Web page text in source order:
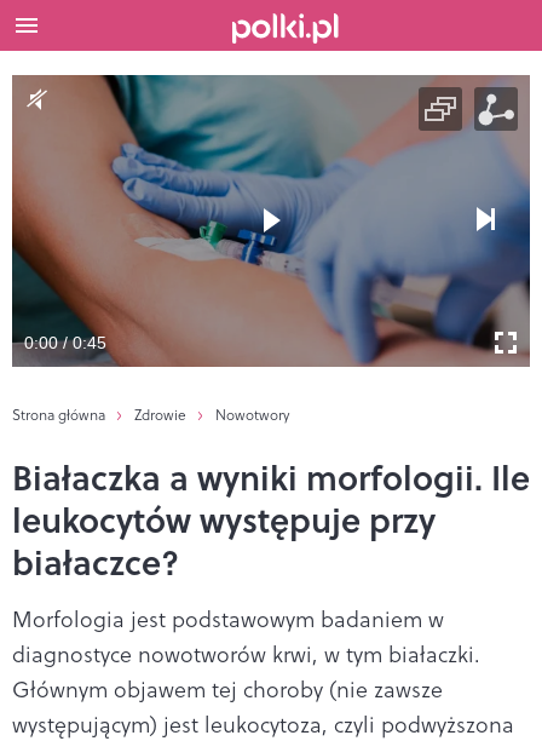
0:00 / 0:45
Strona główna Zdrowie Nowotwory
Białaczka a wyniki morfologii. Ile
leukocytów występuje przy
białaczce?
Morfologia jest podstawowym badaniem w
diagnostyce nowotworów krwi, w tym białaczki.
Głównym objawem tej choroby (nie zawsze
występującym) jest leukocytoza, czyli podwyższona